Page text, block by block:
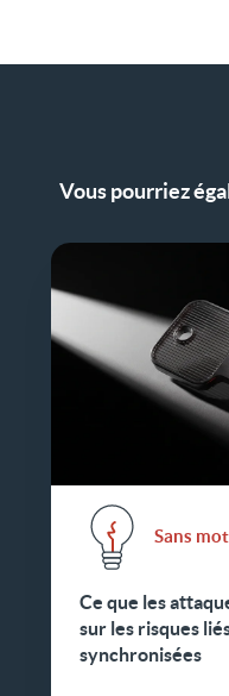
Vous pourriez
Sans
Ce que les
sur les risques
synchronisées